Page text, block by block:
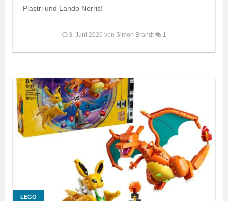
Piastri und Lando Norris!
3. Juni 2026 von Simon Brandt 1
LEGO